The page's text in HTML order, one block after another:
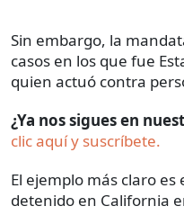
Sin embargo, la
casos en los que fue
quien actuó contra
¿Ya nos sigues en
clic aquí y suscríbete.
El ejemplo más claro es
detenido en California